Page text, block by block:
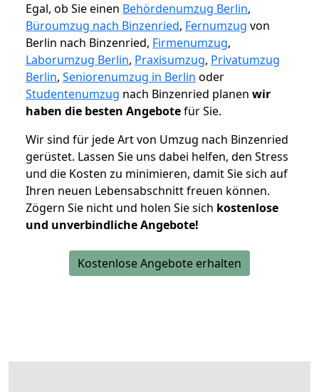
Egal, ob Sie einen Behördenumzug Berlin,
Büroumzug nach Binzenried, Fernumzug von
Berlin nach Binzenried, Firmenumzug,
Laborumzug Berlin, Praxisumzug, Privatumzug
Berlin, Seniorenumzug in Berlin oder
Studentenumzug nach Binzenried planen wir
haben die besten Angebotefür Sie.
Wir sind für jede Art von Umzug nach Binzenried
gerüstet. Lassen Sie uns dabei helfen, den Stress
und die Kosten zu minimieren, damit Sie sich auf
Ihren neuen Lebensabschnitt freuen können.
Zögern Sie nicht und holen Sie sich kostenlose
und unverbindliche Angebote!
Kostenlose Angebote erhalten